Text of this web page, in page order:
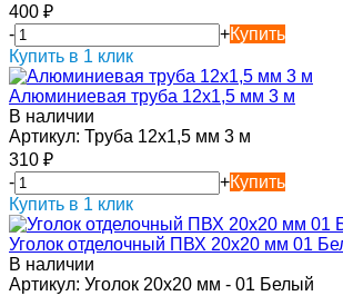
400 ₽
-
+Купить
Купить в 1 клик
Алюминиевая труба 12х1,5 мм 3 м
В наличии
Артикул: Труба 12х1,5 мм 3 м
310 ₽
-
+Купить
Купить в 1 клик
Уголок отделочный ПВХ 20х20 мм 01
В наличии
Артикул: Уголок 20х20 мм - 01 Белый